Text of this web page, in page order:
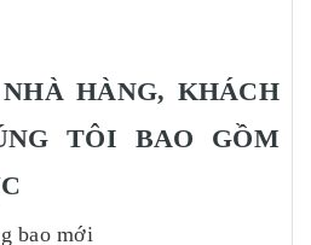
HÀNG, KHÁCH
TÔI BAO GỒM
bao mới